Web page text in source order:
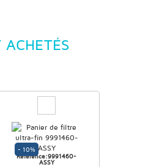
ACHETÉS
- 10%
Référence:9991460-
ASSY